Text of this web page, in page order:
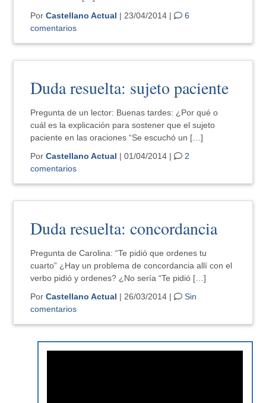
PorCastellano Actual | 23/04/2014 |
6
comentarios
Duda resuelta: sujeto paciente
Pregunta de un lector: Buenas tardes: ¿Por qué o
cuál es la explicación para sostener que el sujeto
paciente en las oraciones “Se escuchó un […]
PorCastellano Actual | 01/04/2014 |
2
comentarios
Duda resuelta: concordancia
Pregunta de Carolina: “Te pidió que ordenes tu
cuarto” ¿Hay un problema de concordancia allí con el
verbo pidió y ordenes? ¿No sería “Te pidió […]
PorCastellano Actual | 26/03/2014 |
Sin
comentarios